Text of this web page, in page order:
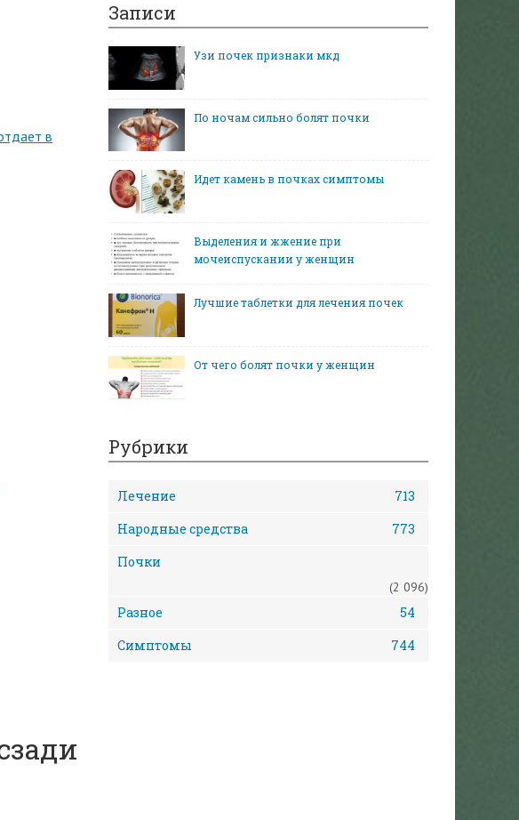
в
Записи
Узи почек признаки мкд
По ночам сильно болят почки
Идет камень в почках симптомы
Выделения и жжение при
мочеиспускании у женщин
Лучшие таблетки для лечения почек
От чего болят почки у женщин
Рубрики
Лечение
713
Народные средства
773
Почки
(2 096)
Разное
54
Симптомы
744